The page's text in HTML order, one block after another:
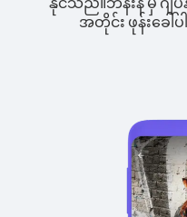
အတိုင်း ဖုန်းခေါ်ပ